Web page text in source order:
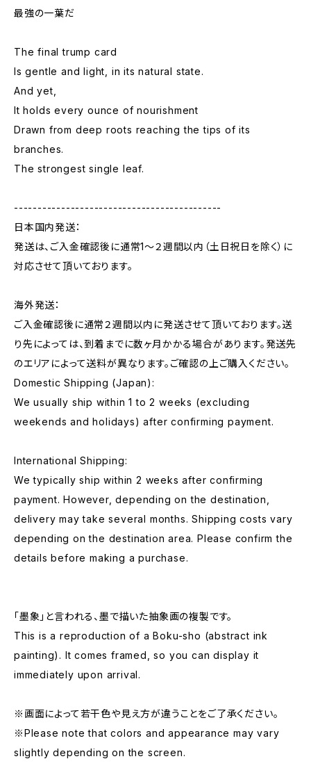
最強の一葉だ
The final trump card
Is gentle and light, in its natural state.
And yet,
It holds every ounce of nourishment
Drawn from deep roots reaching the tips of its
branches.
The strongest single leaf.
--------------------------------------------
日本国内発送：
発送は、ご入金確認後に通常1〜２週間以内（土日祝日を除く）に
対応させて頂いております。
海外発送：
ご入金確認後に通常２週間以内に発送させて頂いております。送
り先によっては、到着までに数ヶ月かかる場合があります。発送先
のエリアによって送料が異なります。ご確認の上ご購入ください。
Domestic Shipping (Japan):
We usually ship within 1 to 2 weeks (excluding
weekends and holidays) after confirming payment.
International Shipping:
We typically ship within 2 weeks after confirming
payment. However, depending on the destination,
delivery may take several months. Shipping costs vary
depending on the destination area. Please confirm the
details before making a purchase.
「墨象」と言われる、墨で描いた抽象画の複製です。
This is a reproduction of a Boku-sho (abstract ink
painting). It comes framed, so you can display it
immediately upon arrival.
※画面によって若干色や見え方が違うことをご了承ください。
※Please note that colors and appearance may vary
slightly depending on the screen.